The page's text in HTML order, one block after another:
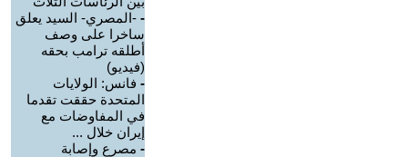
- -المصري- السيد يعلق
ساخرا على وصف
أطلقه ترامب بحقه
(فيديو)
- فانس: الولايات
المتحدة حققت تقدما
في المفاوضات مع
إيران خلال ...
- مصرع وإصابة